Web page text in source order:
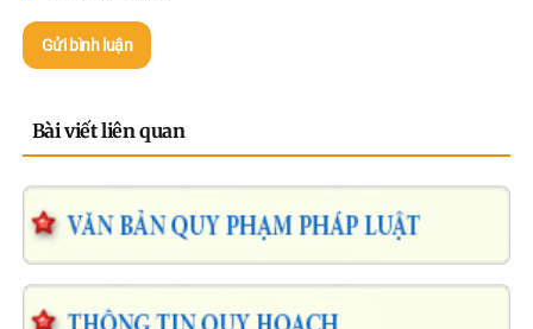
Gửi bình luận
Bài viết liên quan